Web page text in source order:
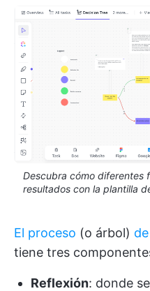
Descubra cómo diferentes
resultados con la plantilla
El proceso (o árbol)
tiene tres
Reflexión: donde